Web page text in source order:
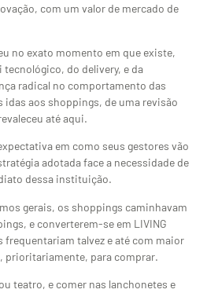
com um valor de mercado de
no exato momento em que existe,
do delivery, e da
radical no comportamento das
idas aos shoppings, de uma revisão
até aqui.
em como seus gestores vão
adotada face a necessidade de
dessa instituição.
gerais, os shoppings caminhavam
e converterem-se em LIVING
frequentariam talvez e até com maior
prioritariamente, para comprar.
teatro, e comer nas lanchonetes e